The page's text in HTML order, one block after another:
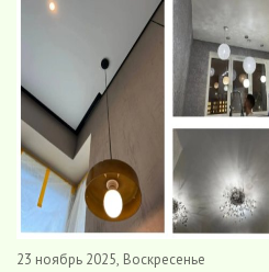
23 ноябрь 2025, Воскресенье